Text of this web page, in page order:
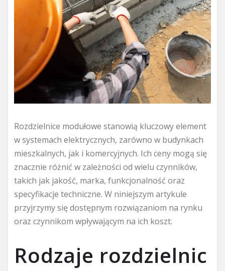
Rozdzielnice modułowe stanowią kluczowy element
w systemach elektrycznych, zarówno w budynkach
mieszkalnych, jak i komercyjnych. Ich ceny mogą się
znacznie różnić w zależności od wielu czynników,
takich jak jakość, marka, funkcjonalność oraz
specyfikacje techniczne. W niniejszym artykule
przyjrzymy się dostępnym rozwiązaniom na rynku
oraz czynnikom wpływającym na ich koszt.
Rodzaje rozdzielnic